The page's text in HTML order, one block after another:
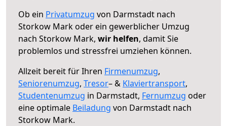
Ob ein Privatumzug von Darmstadt nach
Storkow Mark oder ein gewerblicher Umzug
nach Storkow Mark, wir helfen, damit Sie
problemlos und stressfrei umziehen können.
Allzeit bereit für Ihren Firmenumzug,
Seniorenumzug, Tresor– & Klaviertransport,
Studentenumzug in Darmstadt, Fernumzug oder
eine optimale Beiladung von Darmstadt nach
Storkow Mark.